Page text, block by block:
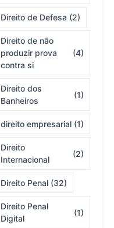
Direito de Defesa (2)
Direito de não
produzir prova
contra si
(4)
Direito dos
Banheiros
(1)
direito empresarial (1)
Direito
Internacional
(2)
Direito Penal (32)
Direito Penal
Digital
(1)